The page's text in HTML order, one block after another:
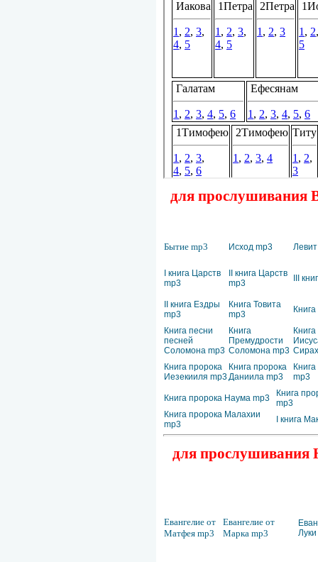
для прослушивания
Бытие mp3 Исход mp3
I книга Царств
mp3
II книга Царств
mp3
III
II книга Ездры
mp3
Книга Товита
mp3
Книга песни
песней
Соломона mp3
Книга
Премудрости
Соломона mp3
Книга пророка
Иезекииля mp3
Книга пророка
Даниила mp3
mp3
Книга пророка Наума mp3
Книга
mp3
Книга пророка Малахии
mp3
I книга
для прослушивания
Евангелие от
Матфея mp3
Евангелие от
Марка mp3